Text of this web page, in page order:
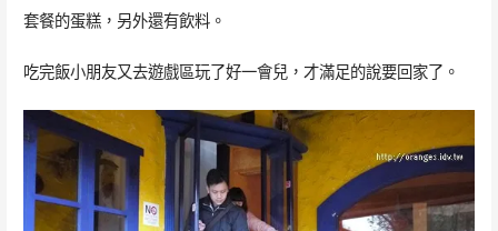
套餐的蛋糕，另外還有飲料。
吃完飯小朋友又去遊戲區玩了好一會兒，才滿足的說要回家了。